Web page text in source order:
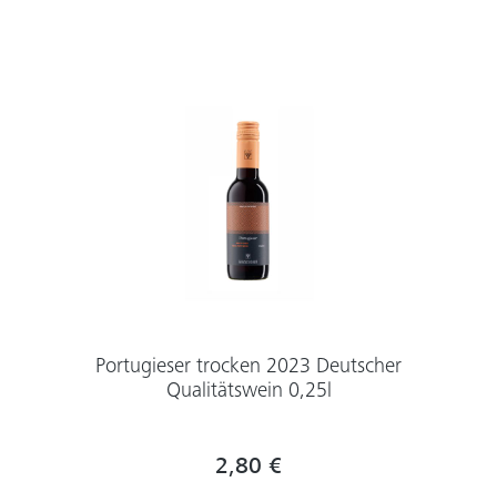
Portugieser trocken 2023 Deutscher
Qualitätswein 0,25l
2,80 €